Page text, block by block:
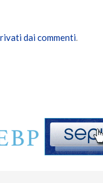
dai commenti.